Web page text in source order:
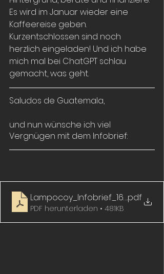
Es wird im Januar wieder eine
Kaffeereise geben.
Kurzentschlossen sind noch
herzlich eingeladen! Und ich habe
mich mal bei ChatGPT schlau
gemacht, was geht.
Saludos de Guatemala,
und nun wünsche ich viel
Vergnügen mit dem Infobrief:
Lampocoy_Infobrief_167.pdf
PDF herunterladen • 481KB